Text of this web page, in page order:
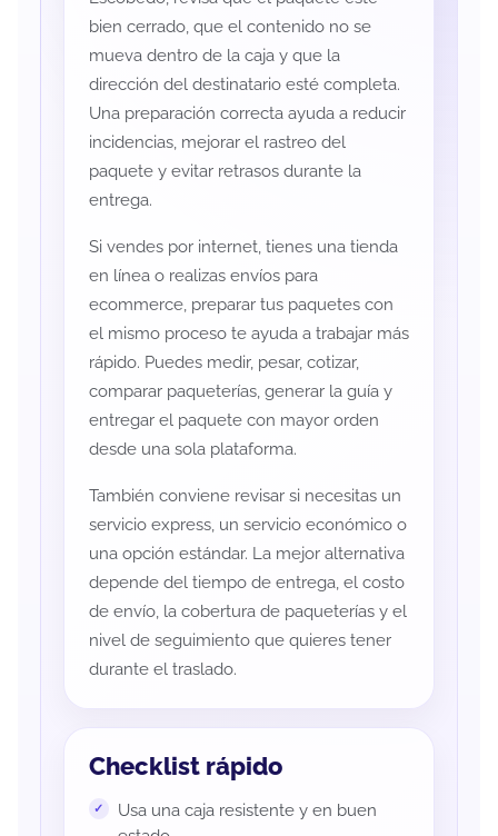
bien cerrado, que el contenido no se
mueva dentro de la caja y que la
dirección del destinatario esté completa.
Una preparación correcta ayuda a reducir
incidencias, mejorar el rastreo del
paquete y evitar retrasos durante la
entrega.
Si vendes por internet, tienes una tienda
en línea o realizas envíos para
ecommerce, preparar tus paquetes con
el mismo proceso te ayuda a trabajar más
rápido. Puedes medir, pesar, cotizar,
comparar paqueterías, generar la guía y
entregar el paquete con mayor orden
desde una sola plataforma.
También conviene revisar si necesitas un
servicio express, un servicio económico o
una opción estándar. La mejor alternativa
depende del tiempo de entrega, el costo
de envío, la cobertura de paqueterías y el
nivel de seguimiento que quieres tener
durante el traslado.
Checklist rápido
Usa una caja resistente y en buen